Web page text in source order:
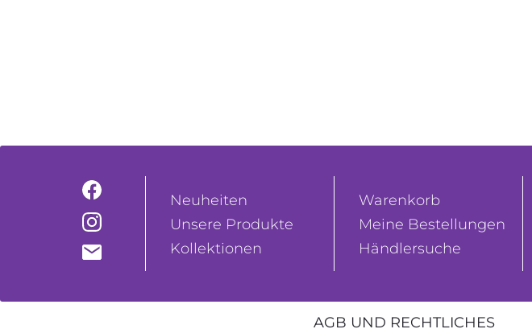
Neuheiten
Unsere Produkte
Kollektionen
Warenkorb
Meine Bestellungen
Händlersuche
AGB UND RECHTLICHES